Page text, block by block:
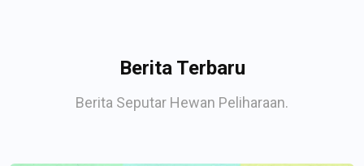
Berita Terbaru
Berita Seputar Hewan Peliharaan.